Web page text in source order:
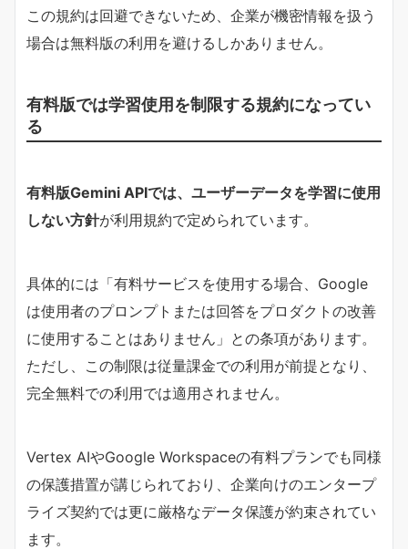
この規約は回避できないため、企業が機密情報を扱う
場合は無料版の利用を避けるしかありません。
有料版では学習使用を制限する規約になってい
る
有料版Gemini APIでは、ユーザーデータを学習に使用
しない方針が利用規約で定められています。
具体的には「有料サービスを使用する場合、Google
は使用者のプロンプトまたは回答をプロダクトの改善
に使用することはありません」との条項があります。
ただし、この制限は従量課金での利用が前提となり、
完全無料での利用では適用されません。
Vertex AIやGoogle Workspaceの有料プランでも同様
の保護措置が講じられており、企業向けのエンタープ
ライズ契約では更に厳格なデータ保護が約束されてい
ます。